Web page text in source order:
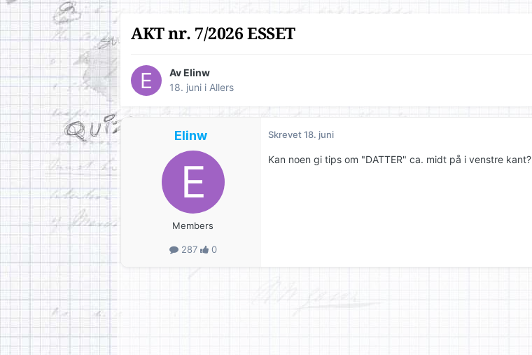
AKT nr. 7/2026 ESSET
AvElinw
18. juni i Allers
Elinw
Members
287 0
Skrevet18. juni
Kan noen gi tips om "DATTER" ca. midt på i venstre kant?